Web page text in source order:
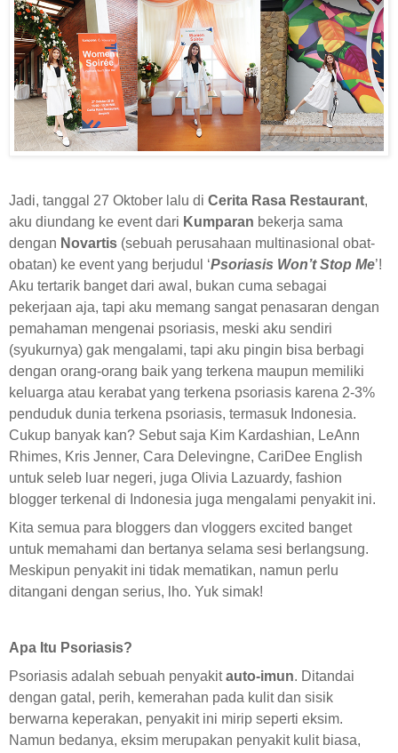
Jadi, tanggal 27 Oktober lalu di Cerita Rasa Restaurant,
aku diundang ke event dari Kumparan bekerja sama
dengan Novartis (sebuah perusahaan multinasional obat-
obatan) ke event yang berjudul ‘Psoriasis Won’t Stop Me’!
Aku tertarik banget dari awal, bukan cuma sebagai
pekerjaan aja, tapi aku memang sangat penasaran dengan
pemahaman mengenai psoriasis, meski aku sendiri
(syukurnya) gak mengalami, tapi aku pingin bisa berbagi
dengan orang-orang baik yang terkena maupun memiliki
keluarga atau kerabat yang terkena psoriasis karena 2-3%
penduduk dunia terkena psoriasis, termasuk Indonesia.
Cukup banyak kan? Sebut saja Kim Kardashian, LeAnn
Rhimes, Kris Jenner, Cara Delevingne, CariDee English
untuk seleb luar negeri, juga Olivia Lazuardy, fashion
blogger terkenal di Indonesia juga mengalami penyakit ini.
Kita semua para bloggers dan vloggers excited banget
untuk memahami dan bertanya selama sesi berlangsung.
Meskipun penyakit ini tidak mematikan, namun perlu
ditangani dengan serius, lho. Yuk simak!
Apa Itu Psoriasis?
Psoriasis adalah sebuah penyakitauto-imun. Ditandai
dengan gatal, perih, kemerahan pada kulit dan sisik
berwarna keperakan, penyakit ini mirip seperti eksim.
Namun bedanya, eksim merupakan penyakit kulit biasa,